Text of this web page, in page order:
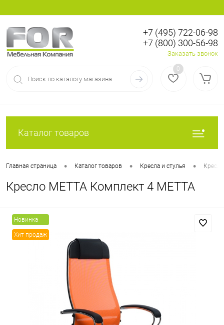
Регистрация
+7 (495) 722-06-98
+7 (800) 300-56-98
Заказать звонок
0
Каталог товаров
Главная страница • Каталог товаров • Кресла и стулья • Кресла
Кресло МЕТТА Комплект 4 МЕТТА
Новинка
Хит продаж